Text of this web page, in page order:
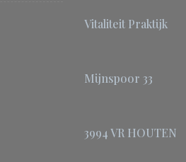
Vitaliteit Praktijk
Mijnspoor 33
3994 VR HOUTEN